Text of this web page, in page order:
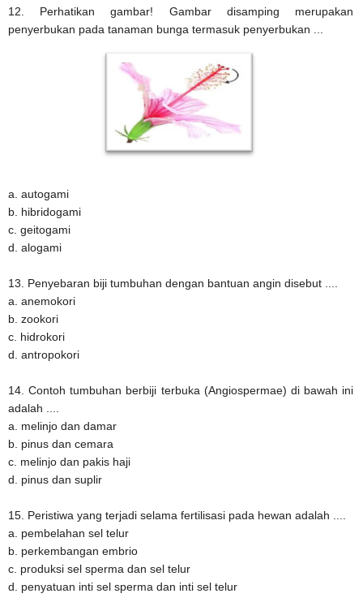
12. Perhatikan gambar! Gambar disamping merupakan
penyerbukan pada tanaman bunga termasuk penyerbukan ...
a. autogami
b. hibridogami
c. geitogami
d. alogami
13. Penyebaran biji tumbuhan dengan bantuan angin disebut ....
a. anemokori
b. zookori
c. hidrokori
d. antropokori
14. Contoh tumbuhan berbiji terbuka (Angiospermae) di bawah ini
adalah ....
a. melinjo dan damar
b. pinus dan cemara
c. melinjo dan pakis haji
d. pinus dan suplir
15. Peristiwa yang terjadi selama fertilisasi pada hewan adalah ....
a. pembelahan sel telur
b. perkembangan embrio
c. produksi sel sperma dan sel telur
d. penyatuan inti sel sperma dan inti sel telur